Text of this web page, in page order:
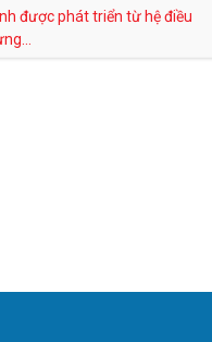
được phát triển từ hệ điều